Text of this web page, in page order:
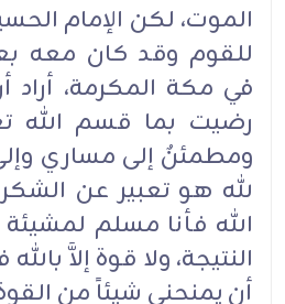
الموت، لكن الإمام
للقوم وقد كان معه
في مكة المكرمة، أراد
رضيت بما قسم الله
ومطمئنٌ إلى مساري
لله هو تعبير عن
الله فأنا مسلم
النتيجة، ولا قوة إلاَّ بالله
أن يمنحني شيئاً من القوة